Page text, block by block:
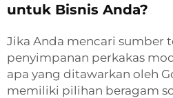
untuk Bisnis Anda?
Jika Anda mencari sumber
penyimpanan perkakas
apa yang ditawarkan oleh
memiliki pilihan beragam